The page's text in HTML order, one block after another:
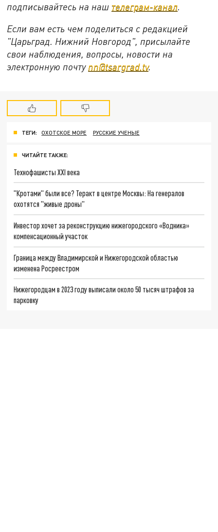
подписывайтесь на наш телеграм-канал
Если вам есть чем поделиться с редакцией
"Царьград. Нижний Новгород", присылайте
свои наблюдения, вопросы, новости на
электронную почту nn@tsargrad.tv.
ТЕГИ: ОХОТСКОЕ МОРЕ РУССКИЕ УЧЕНЫЕ
ЧИТАЙТЕ ТАКЖЕ:
Технофашисты XXI века
"Кротами" были все? Теракт в центре Москвы: На генералов
охотятся "живые дроны"
Инвестор хочет за реконструкцию нижегородского «Водника»
компенсационный участок
Граница между Владимирской и Нижегородской областью
изменена Росреестром
Нижегородцам в 2023 году выписали около 50 тысяч штрафов за
парковку